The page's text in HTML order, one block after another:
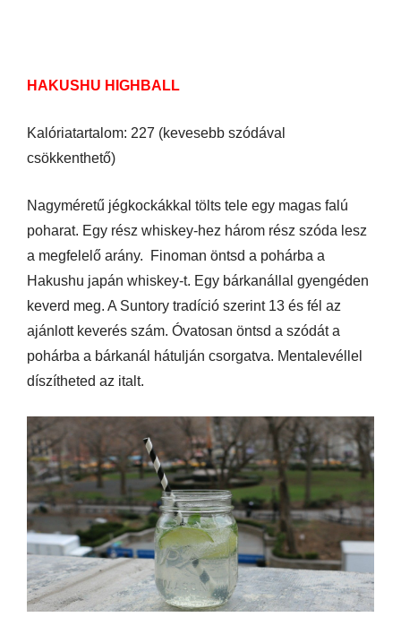
HAKUSHU HIGHBALL
Kalóriatartalom: 227 (kevesebb szódával
csökkenthető)
Nagyméretű jégkockákkal tölts tele egy magas falú
poharat. Egy rész whiskey-hez három rész szóda lesz
a megfelelő arány. Finoman öntsd a pohárba a
Hakushu japán whiskey-t. Egy bárkanállal gyengéden
keverd meg. A Suntory tradíció szerint 13 és fél az
ajánlott keverés szám. Óvatosan öntsd a szódát a
pohárba a bárkanál hátulján csorgatva. Mentalevéllel
díszítheted az italt.